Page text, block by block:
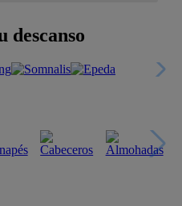
descanso